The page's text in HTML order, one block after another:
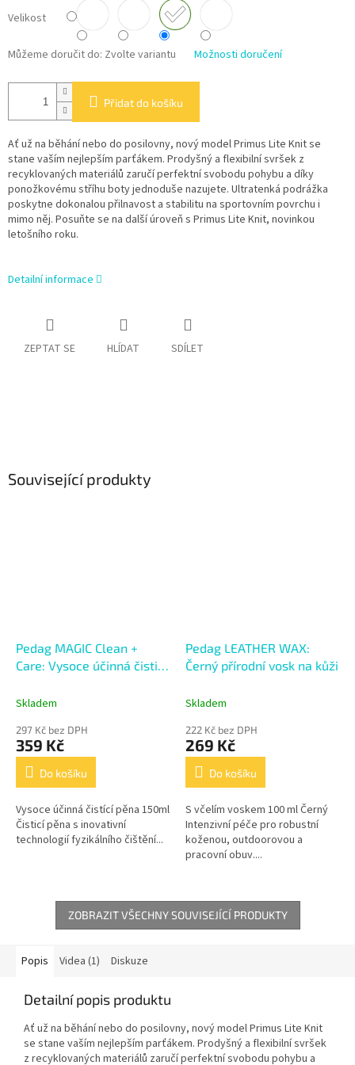
Velikost
Můžeme doručit do: Zvolte variantu Možnosti doručení
Přidat do košíku
Ať už na běhání nebo do posilovny, nový model Primus Lite Knit se
stane vaším nejlepším parťákem. Prodyšný a flexibilní svršek z
recyklovaných materiálů zaručí perfektní svobodu pohybu a díky
ponožkovému stříhu boty jednoduše nazujete. Ultratenká podrážka
poskytne dokonalou přilnavost a stabilitu na sportovním povrchu i
mimo něj. Posuňte se na další úroveň s Primus Lite Knit, novinkou
letošního roku.
Detailní informace
ZEPTAT SE HLÍDAT SDÍLET
Související produkty
Pedag MAGIC Clean +
Care: Vysoce účinná čisticí
Skladem
297 Kč bez DPH
359 Kč
Do košíku
Vysoce účinná čistící pěna 150ml
Čisticí pěna s inovativní
technologií fyzikálního čištění...
Pedag LEATHER WAX:
Černý přírodní vosk na kůži
Skladem
222 Kč bez DPH
269 Kč
Do košíku
S včelím voskem 100 ml Černý
Intenzivní péče pro robustní
koženou, outdoorovou a
pracovní obuv....
ZOBRAZIT VŠECHNY SOUVISEJÍCÍ PRODUKTY
Popis Videa (1) Diskuze
Detailní popis produktu
Ať už na běhání nebo do posilovny, nový model Primus Lite Knit
se stane vaším nejlepším parťákem. Prodyšný a flexibilní svršek
z recyklovaných materiálů zaručí perfektní svobodu pohybu a